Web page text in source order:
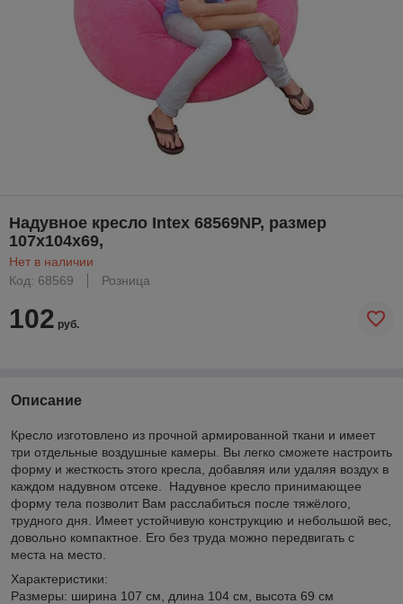
Надувное кресло Intex 68569NP, размер
107х104х69,
Нет в наличии
Код: 68569
Розница
102 руб.
Описание
Кресло изготовлено из прочной армированной ткани и имеет
три отдельные воздушные камеры. Вы легко сможете настроить
форму и жесткость этого кресла, добавляя или удаляя воздух в
каждом надувном отсеке. Надувное кресло принимающее
форму тела позволит Вам расслабиться после тяжёлого,
трудного дня. Имеет устойчивую конструкцию и небольшой вес,
довольно компактное. Его без труда можно передвигать с
места на место.
Характеристики:
Размеры: ширина 107 см, длина 104 см, высота 69 см